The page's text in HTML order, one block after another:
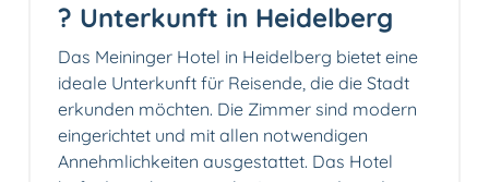
?️ Unterkunft in Heidelberg
Das Meininger Hotel in Heidelberg bietet eine
ideale Unterkunft für Reisende, die die Stadt
erkunden möchten. Die Zimmer sind modern
eingerichtet und mit allen notwendigen
Annehmlichkeiten ausgestattet. Das Hotel